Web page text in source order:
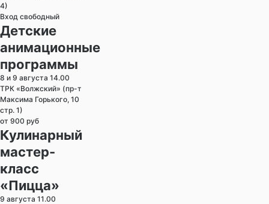
4)
Вход свободный
Детские
анимационные
программы
8 и 9 августа 14.00
ТРК «Волжский» (пр-т
Максима Горького, 10
стр. 1)
от 900 руб
Кулинарный
мастер-
класс
«Пицца»
9 августа 11.00